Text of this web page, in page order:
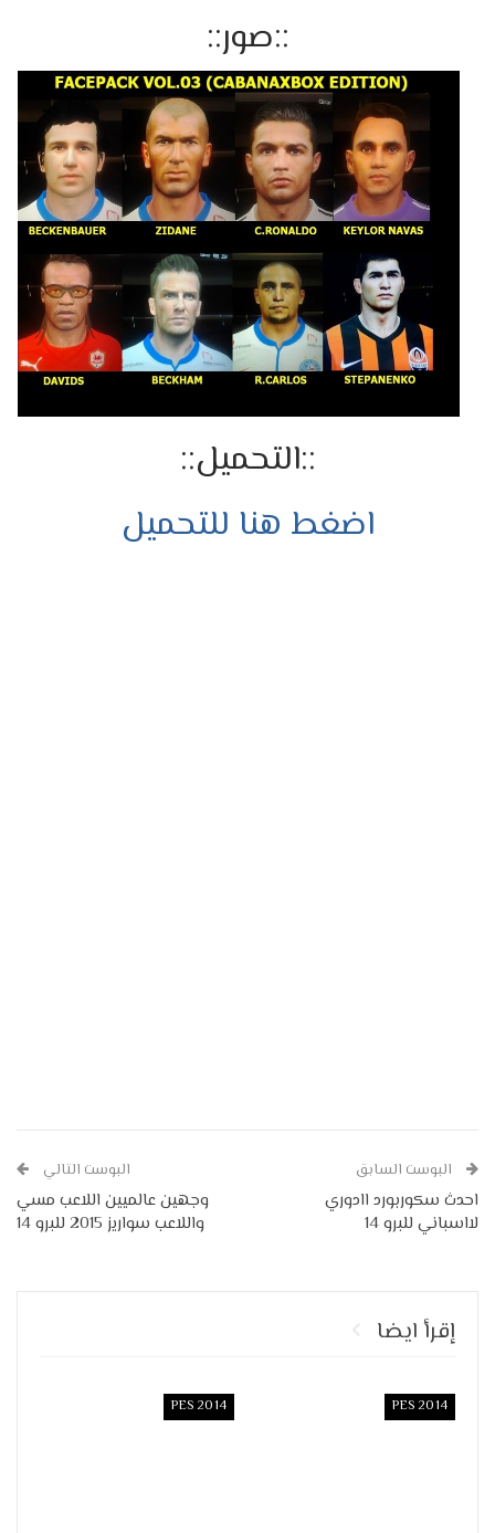
::صور::
::التحميل::
اضغط هنا للتحميل
البوست السابق
احدث سكوربورد اادوري
لااسباني للبرو 14
البوست التالي
وجهين عالميين اللاعب مسي
واللاعب سواريز 2015 للبرو 14
إقرأ ايضا
PES 2014
PES 2014